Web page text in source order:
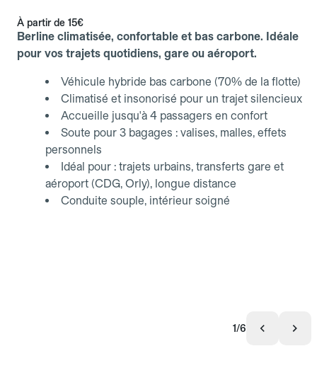
À partir de 15€
Berline climatisée, confortable et bas carbone. Idéale
pour vos trajets quotidiens, gare ou aéroport.
Véhicule hybride bas carbone (70% de la flotte)
Climatisé et insonorisé pour un trajet silencieux
Accueille jusqu'à 4 passagers en confort
Soute pour 3 bagages : valises, malles, effets
personnels
Idéal pour : trajets urbains, transferts gare et
aéroport (CDG, Orly), longue distance
Conduite souple, intérieur soigné
1/6